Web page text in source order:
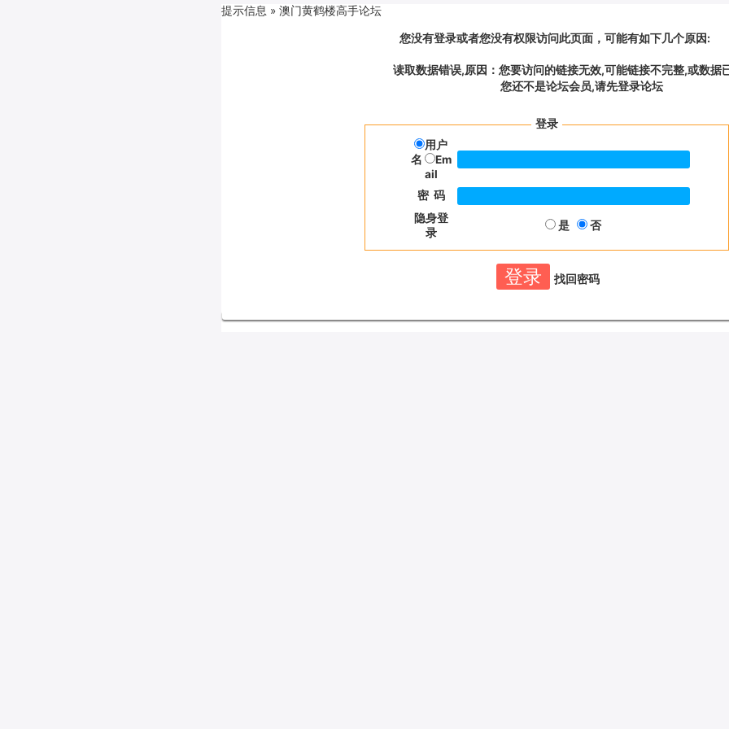
提示信息 » 澳门黄鹤楼高手论坛
您没有登录或者您没有权限访问此页面，可能有如下几个原因:
读取数据错误,原因：您要访问的链接无效,可能链接不完整,或数据
您还不是论坛会员,请先登录论坛
登录
用户
名
Em
ail
密 码
隐身登
录
是 否
找回密码